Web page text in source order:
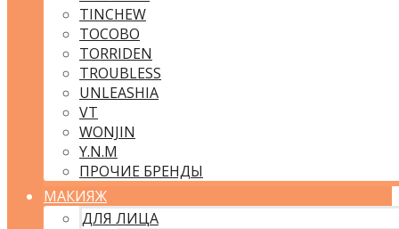
TINCHEW
TOCOBO
TORRIDEN
TROUBLESS
UNLEASHIA
VT
WONJIN
Y.N.M
ПРОЧИЕ БРЕНДЫ
МАКИЯЖ
ДЛЯ ЛИЦА